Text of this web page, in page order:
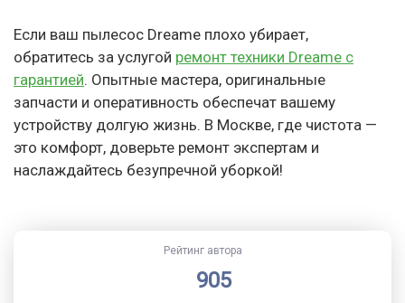
Если ваш пылесос Dreame плохо убирает,
обратитесь за услугой ремонт техники Dreame с
гарантией. Опытные мастера, оригинальные
запчасти и оперативность обеспечат вашему
устройству долгую жизнь. В Москве, где чистота —
это комфорт, доверьте ремонт экспертам и
наслаждайтесь безупречной уборкой!
Рейтинг автора
905